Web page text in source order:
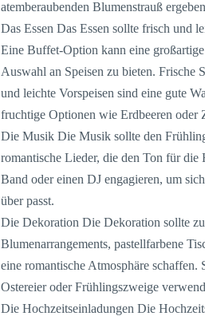
atemberaubenden Blumenstrauß
Das Essen Das Essen sollte frisch und
Eine Buffet-Option kann eine
Auswahl an Speisen zu bieten. Frische
und leichte Vorspeisen sind eine gute
fruchtige Optionen wie Erdbeeren oder
Die Musik Die Musik sollte den
romantische Lieder, die den Ton für
Band oder einen DJ engagieren, um
über passt.
Die Dekoration Die Dekoration sollte
Blumenarrangements, pastellfarbene
eine romantische Atmosphäre schaffen.
Ostereier oder Frühlingszweige
Die Hochzeitseinladungen Die